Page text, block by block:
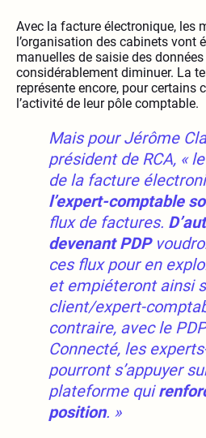
Avec la facture électronique, les
l’organisation des cabinets vont
manuelles de saisie des
considérablement diminuer. La
représente encore, pour certains
l’activité de leur pôle comptable.
Mais pour Jérôme
président de RCA, «le
de la facture
l’expert-comptable
flux de factures.
devenant PDP
ces flux pour en
et empiéteront ainsi
client/expert-
contraire, avec le
Connecté, les
pourront s’appuyer
plateforme qui
position. »